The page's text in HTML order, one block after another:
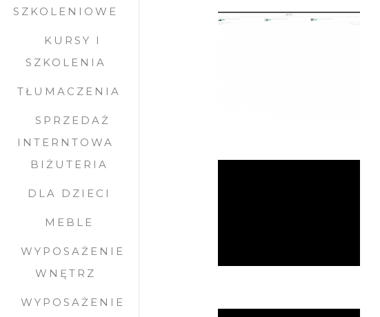
SZKOLENIOWE
KURSY I
SZKOLENIA
TŁUMACZENIA
SPRZEDAŻ
INTERNTOWA
BIŻUTERIA
DLA DZIECI
MEBLE
WYPOSAŻENIE
WNĘTRZ
WYPOSAŻENIE